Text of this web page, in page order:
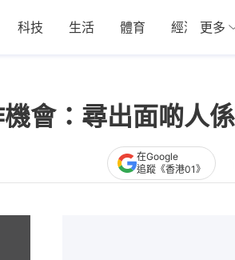
科技 生活 體育 經濟 更多
會：尋出面啲人
在Google
追蹤《香港01》